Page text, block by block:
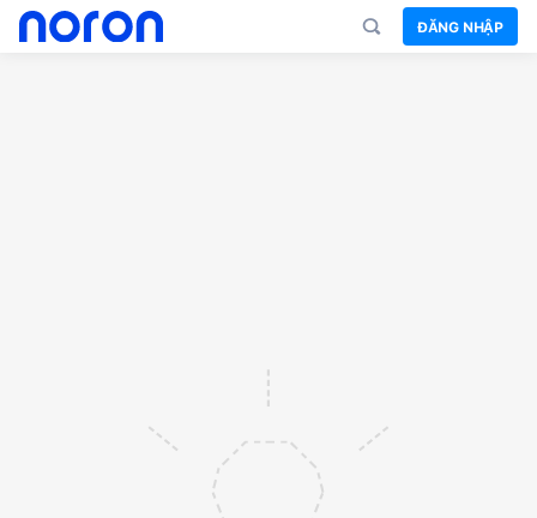
ĐĂNG NHẬP